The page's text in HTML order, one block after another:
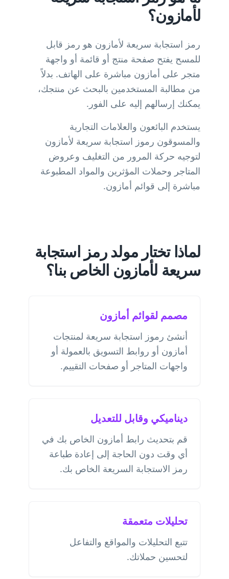
لأمازون؟
رمز استجابة سريعة لأمازون هو رمز قابل
للمسح يفتح صفحة منتج أو قائمة أو واجهة
متجر على أمازون مباشرة على الهاتف. بدلاً
من مطالبة المستخدمين بالبحث عن منتجك،
يمكنك إرسالهم إليه على الفور.
يستخدم البائعون والعلامات التجارية
والمسوقون رموز استجابة سريعة لأمازون
لتوجيه حركة المرور من التغليف وعروض
المتاجر وحملات المؤثرين والمواد المطبوعة
مباشرة إلى قوائم أمازون.
لماذا تختار مولد رمز استجابة
سريعة لأمازون الخاص بنا؟
مصمم لقوائم أمازون
أنشئ رموز استجابة سريعة لمنتجات
أمازون أو روابط التسويق بالعمولة أو
واجهات المتاجر أو صفحات التقييم.
ديناميكي وقابل للتعديل
قم بتحديث رابط أمازون الخاص بك في
أي وقت دون الحاجة إلى إعادة طباعة
رمز الاستجابة السريعة الخاص بك.
تحليلات متعمقة
تتبع التحليلات والمواقع والتفاعل
لتحسين حملاتك.